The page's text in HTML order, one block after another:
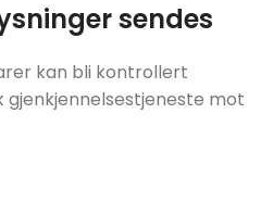
sendes
kan bli kontrollert
mot